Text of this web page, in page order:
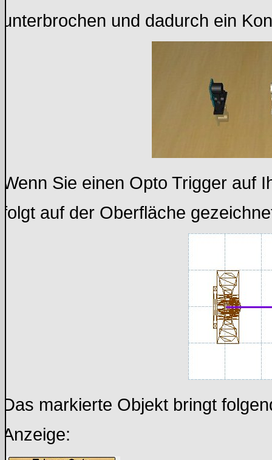
unterbrochen und dadurch ein
Wenn Sie einen Opto Trigger auf
folgt auf der Oberfläche
Das markierte Objekt bringt
Anzeige: